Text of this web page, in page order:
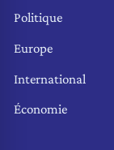
Politique
Europe
International
Économie